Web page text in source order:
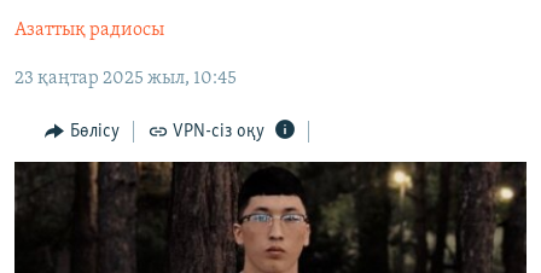
main
Navigation
Skip
Search
АДАМ ҚҰҚЫҚТАРЫ
ӘЛЕУМЕТ
ӘЛЕМ
АРНАЙЫ ЖОБАЛАР
Русский
Азаттық радиосы
23 қаңтар 2025 жыл, 10:45
Бөлісу VPN-сіз оқу